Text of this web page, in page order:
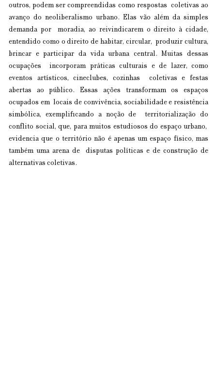
outros, podem ser compreendidas como respostas  coletivas ao
avanço do neoliberalismo urbano. Elas vão além da simples
demanda por  moradia, ao reivindicarem o direito à cidade,
entendido como o direito de habitar, circular,  produzir cultura,
brincar e participar da vida urbana central. Muitas dessas
ocupações  incorporam práticas culturais e de lazer, como
eventos artísticos, cineclubes, cozinhas  coletivas e festas
abertas ao público. Essas ações transformam os espaços
ocupados em  locais de convivência, sociabilidade e resistência
simbólica, exemplificando a noção de  territorialização do
conflito social, que, para muitos estudiosos do espaço urbano,
evidencia que o território não é apenas um espaço físico, mas
também uma arena de  disputas políticas e de construção de
alternativas coletivas.